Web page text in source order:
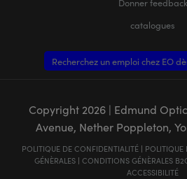
Donner feedback
catalogues
Recherchez un emploi chez EO
Copyright 2026| Edmund
Avenue, Nether Poppleton,
POLITIQUE DE CONFIDENTIALITÉ| POLITIQUE
GÉNÈRALES| CONDITIONS GÉNÈRALES
ACCESSIBILITÉ